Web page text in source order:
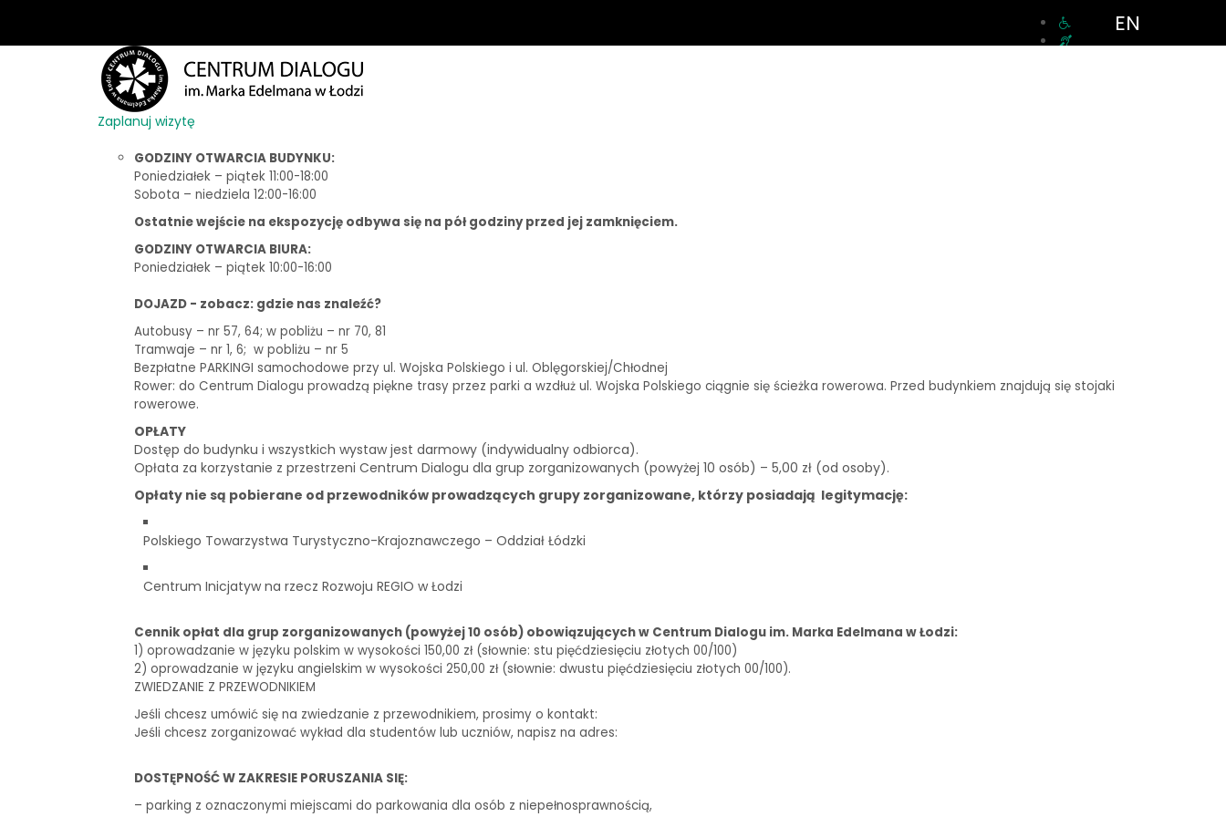
EN
Zaplanuj wizytę
GODZINY OTWARCIA BUDYNKU:
Poniedziałek – piątek 11:00-18:00
Sobota – niedziela 12:00-16:00
Ostatnie wejście na ekspozycję odbywa się na pół godziny przed jej zamknięciem.
GODZINY OTWARCIA BIURA:
Poniedziałek – piątek 10:00-16:00
DOJAZD - zobacz: gdzie nas znaleźć?
Autobusy – nr 57, 64; w pobliżu – nr 70, 81
Tramwaje – nr 1, 6; w pobliżu – nr 5
Bezpłatne PARKINGI samochodowe przy ul. Wojska Polskiego i ul. Oblęgorskiej/Chłodnej
Rower: do Centrum Dialogu prowadzą piękne trasy przez parki a wzdłuż ul. Wojska Polskiego ciągnie się ścieżka rowerowa. Przed budynkiem znajdują się stojaki
rowerowe.
OPŁATY
Dostęp do budynku i wszystkich wystaw jest darmowy (indywidualny odbiorca).
Opłata za korzystanie z przestrzeni Centrum Dialogu dla grup zorganizowanych (powyżej 10 osób) – 5,00 zł (od osoby).
Opłaty nie są pobierane od przewodników prowadzących grupy zorganizowane, którzy posiadają legitymację:
Polskiego Towarzystwa Turystyczno-Krajoznawczego – Oddział Łódzki
Centrum Inicjatyw na rzecz Rozwoju REGIO w Łodzi
Cennik opłat dla grup zorganizowanych (powyżej 10 osób) obowiązujących w Centrum Dialogu im. Marka Edelmana w Łodzi:
1) oprowadzanie w języku polskim w wysokości 150,00 zł (słownie: stu pięćdziesięciu złotych 00/100)
2) oprowadzanie w języku angielskim w wysokości 250,00 zł (słownie: dwustu pięćdziesięciu złotych 00/100).
ZWIEDZANIE Z PRZEWODNIKIEM
Jeśli chcesz umówić się na zwiedzanie z przewodnikiem, prosimy o kontakt:
Jeśli chcesz zorganizować wykład dla studentów lub uczniów, napisz na adres:
DOSTĘPNOŚĆ W ZAKRESIE PORUSZANIA SIĘ:
– parking z oznaczonymi miejscami do parkowania dla osób z niepełnosprawnością,